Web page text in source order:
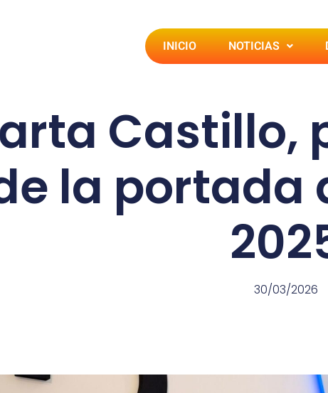
INICIO NOTICIAS
Castillo,
la portada
30/03/2026